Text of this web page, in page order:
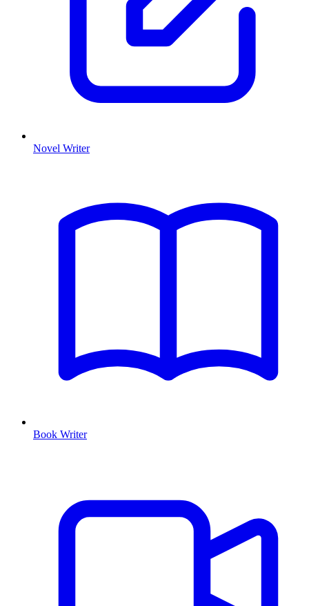
Novel Writer
Book Writer